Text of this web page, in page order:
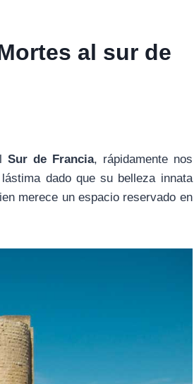
al sur de
Sur de Francia, rápidamente nos
lástima dado que su belleza innata
merece un espacio reservado en